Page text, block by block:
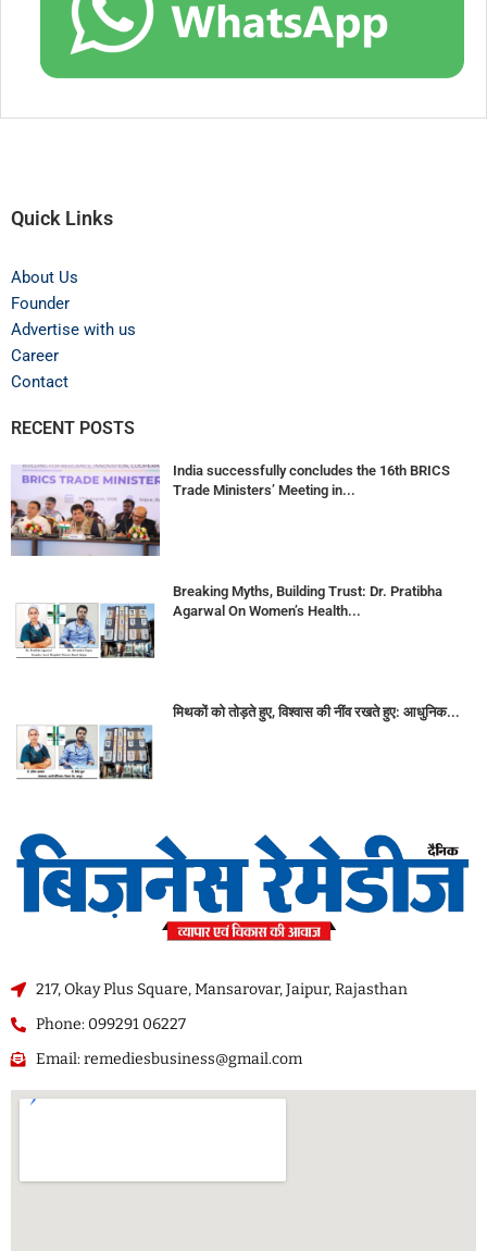
Quick Links
About Us
Founder
Advertise with us
Career
Contact
RECENT POSTS
India successfully concludes the 16th BRICS
Trade Ministers’ Meeting in...
Breaking Myths, Building Trust: Dr. Pratibha
Agarwal On Women’s Health...
मिथकों को तोड़ते हुए, विश्वास की नींव रखते हुए: आधुनिक...
217, Okay Plus Square, Mansarovar, Jaipur, Rajasthan
Phone: 099291 06227
Email: remediesbusiness@gmail.com